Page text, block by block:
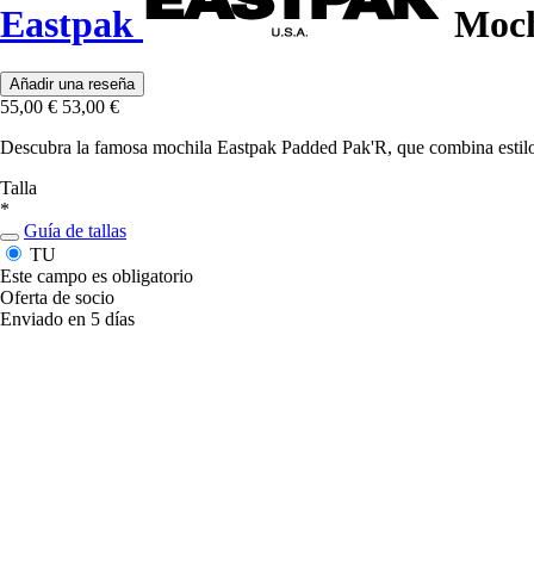
Eastpak
Añadir una reseña
55,00 € 53,00 €
Descubra la famosa mochila Eastpak Padded Pak'R, que combina
Talla
*
Guía de tallas
TU
Este campo es obligatorio
Oferta de socio
Enviado en 5 días